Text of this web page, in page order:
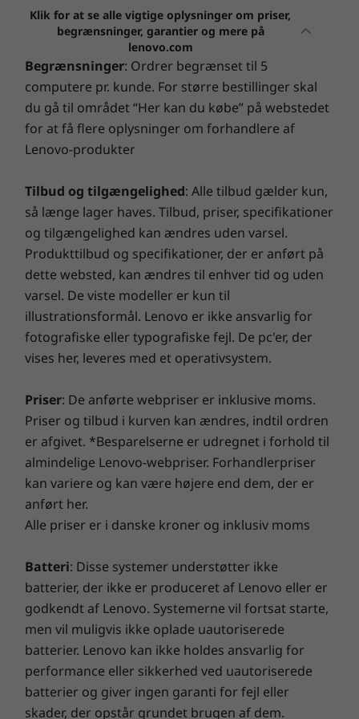
rundt
Biometri giver ekstra beskyttelse på den
bærbare ThinkBook 16 Gen 6-computer – lige
fra fingeraftrykslæseren, der er integreret i
tænd/sluk-knappen, til
ansigtsgenkendelsessoftwaren, som benytter
det infrarøde (IR) kamera. ThinkShield, vores
omfattende pakke af sikkerhedsløsninger,
sikrer, at dit system er beskyttet. TPM-firmware
(Trusted Platform Module) krypterer dine data,
og en selvreparerende BIOS gendanner vigtige
oplysninger, hvis din enhed nogensinde skulle
blive beskadiget.
USB-C Thunderbolt™ 4
USB-C 3.2 Gen 2 (fuld funktionalitet)
2 x USB-A 3.2 Gen 1 (1 always-on)
HDMI 2.1
SD-kortlæser
Ethernet (RJ45)
Hovedtelefon-/mikrofonkombinationsstik
såsom beregningshastigheden på værter/eksterne enheder, filattributter,
systemkonfiguration og driftsmiljøer. Faktiske hastigheder vil variere og kan være
mindre end forventet.
Trådløs tilslutning
Bluetooth® 5.2
Understøttet docking
USB-C-dock
DESIGN
Mål (H x B x D)
17,5 mm x 356 mm x 253,5 mm
Vægt
Vejer fra 1,7 kg
Tastatur
Brugerdefineret F9-smart-tast
Spildsikkert
USB-A 3.2 Gen 1 (always-on)
-HDMI 2.1
-USB-C Thunderbolt™ 4
ADP
Beskyt din pc med Lenovos Accidental Damage
Protection – det ultimative værn mod uventede
hændelser! Vink farvel til uforudsete
reparationsomkostninger med en enkel
massive besparelser på 28 til 80 %. Vores
teknologitroldmænd, der er bevæbnet med Lenovos
banebrydende diagnostiske værktøjer, afslører skjulte
skader og giver dig en garanti med spænding!
Smart Performance
computeroplevelse! Giv din computer flere kræfter, og
få problemfri drift og lynhurtig start. Nyd en hurtigere
tilslutningsmuligheder. Beskyt din it-investering ved
afværge adware, malware og andre trusler med en
forbedret sikkerhedsløsning. Slip potentialet løs på en
spændende virtuel rejse!
Klik for at se alle vigtige oplysninger om priser,
begrænsninger, garantier og mere på
lenovo.com
Begrænsninger: Ordrer begrænset til 5
computere pr. kunde. For større bestillinger skal
du gå til området “Her kan du købe” på webstedet
for at få flere oplysninger om forhandlere af
Lenovo-produkter
Tilbud og tilgængelighed: Alle tilbud gælder kun,
så længe lager haves. Tilbud, priser, specifikationer
og tilgængelighed kan ændres uden varsel.
Produkttilbud og specifikationer, der er anført på
dette websted, kan ændres til enhver tid og uden
varsel. De viste modeller er kun til
illustrationsformål. Lenovo er ikke ansvarlig for
fotografiske eller typografiske fejl. De pc'er, der
vises her, leveres med et operativsystem.
Priser: De anførte webpriser er inklusive moms.
Priser og tilbud i kurven kan ændres, indtil ordren
er afgivet. *Besparelserne er udregnet i forhold til
almindelige Lenovo-webpriser. Forhandlerpriser
kan variere og kan være højere end dem, der er
anført her.
Alle priser er i danske kroner og inklusiv moms
Batteri: Disse systemer understøtter ikke
batterier, der ikke er produceret af Lenovo eller er
godkendt af Lenovo. Systemerne vil fortsat starte,
men vil muligvis ikke oplade uautoriserede
batterier. Lenovo kan ikke holdes ansvarlig for
performance eller sikkerhed ved uautoriserede
batterier og giver ingen garanti for fejl eller
skader, der opstår grundet brugen af dem.